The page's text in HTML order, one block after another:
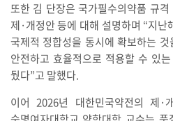
또한 김 단장은 국가필수의약품 규
제·개정안 등에 대해 설명하며 “지
국제적 정합성을 동시에 확보하는
안전하고 효율적으로 적용할 수 있
뒀다”고 말했다.
이어 2026년 대한민국약전의 제·